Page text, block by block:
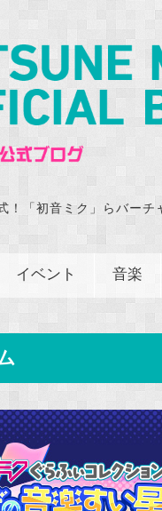
！「初音ミク」らバーチ
イベント 音楽